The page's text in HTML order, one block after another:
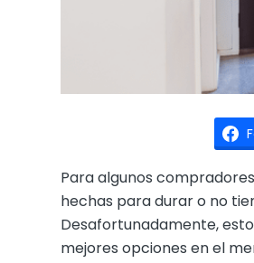
Para algunos
hechas para durar o no
Desafortunadamente,
mejores opciones en el